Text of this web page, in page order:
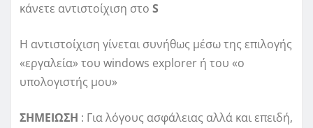
κάνετε αντιστοίχιση στο S
Η αντιστοίχιση γίνεται συνήθως μέσω της επιλογής
«εργαλεία» του windows explorer ή του «ο
υπολογιστής μου»
ΣΗΜΕΙΩΣΗ : Για λόγους ασφάλειας αλλά και επειδή,